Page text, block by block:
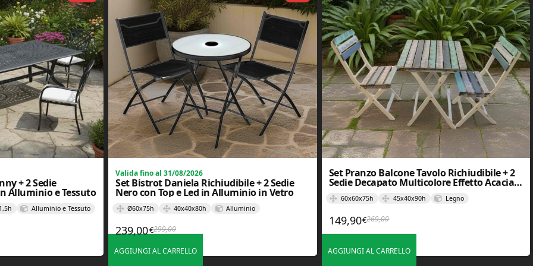
+ 2 Sedie
Alluminio e Tessuto
Alluminio e Tessuto
era: 1.663,00€.
è: 999,00€.
Valida fino al 31/08/2026
Set Bistrot Daniela Richiudibile + 2 Sedie
Nero con Top e Led in Alluminio in Vetro
Ø60x75h 40x40x80h Alluminio
299,00Il prezzo originale era: 299,00€.
239,00€ Il prezzo attuale è: 239,00€.
AGGIUNGI AL CARRELLO
Set Pranzo Balcone Tavolo Richiudibile + 2
Sedie Decapato Multicolore Effetto Acacia
in Legno
60x60x75h 45x40x90h Legno
269,00Il prezzo originale era: 269,00€.
149,90€ Il prezzo attuale è: 149,90€.
AGGIUNGI AL CARRELLO